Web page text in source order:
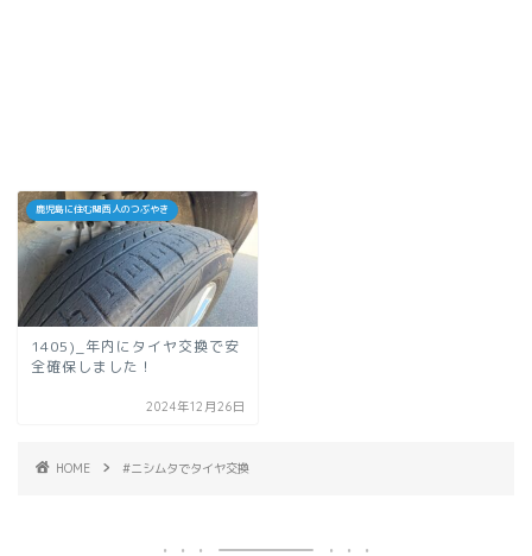
鹿児島に住む関西人のつぶやき
1405)_年内にタイヤ交換で安
全確保しました！
2024年12月26日
HOME #ニシムタでタイヤ交換